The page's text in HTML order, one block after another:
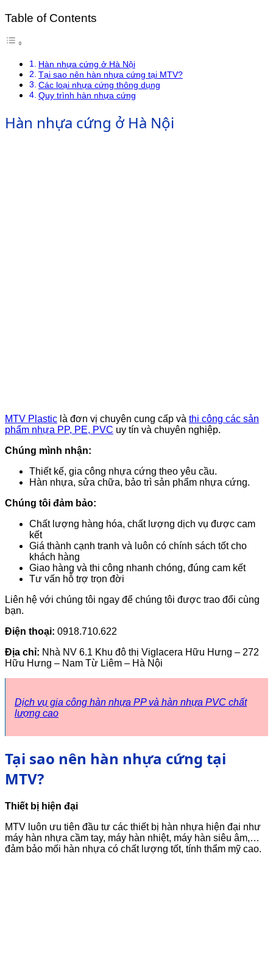
Table of Contents
Hàn nhựa cứng ở Hà Nội
Tại sao nên hàn nhựa cứng tại MTV?
Các loại nhựa cứng thông dụng
Quy trình hàn nhựa cứng
Hàn nhựa cứng ở Hà Nội
MTV Plastic là đơn vị chuyên cung cấp và thi công các sản
phẩm nhựa PP, PE, PVC uy tín và chuyên nghiệp.
Chúng mình nhận:
Thiết kế, gia công nhựa cứng theo yêu cầu.
Hàn nhựa, sửa chữa, bảo trì sản phẩm nhựa cứng.
Chúng tôi đảm bảo:
Chất lượng hàng hóa, chất lượng dịch vụ được cam
kết
Giá thành cạnh tranh và luôn có chính sách tốt cho
khách hàng
Giao hàng và thi công nhanh chóng, đúng cam kết
Tư vấn hỗ trợ trọn đời
Liên hệ với chúng tôi ngay để chúng tôi được trao đổi cùng
bạn.
Điện thoại: 0918.710.622
Địa chỉ: Nhà NV 6.1 Khu đô thị Viglacera Hữu Hưng – 272
Hữu Hưng – Nam Từ Liêm – Hà Nội
Dịch vụ gia công hàn nhựa PP và hàn nhựa PVC chất
lượng cao
Tại sao nên hàn nhựa cứng tại
MTV?
Thiết bị hiện đại
MTV luôn ưu tiên đầu tư các thiết bị hàn nhựa hiện đại như
máy hàn nhựa cầm tay, máy hàn nhiệt, máy hàn siêu âm,…
đảm bảo mối hàn nhựa có chất lượng tốt, tính thẩm mỹ cao.